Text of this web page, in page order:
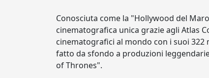
Conosciuta come la "Hollywood del
cinematografica unica grazie agli Atlas
cinematografici al mondo con i suoi
fatto da sfondo a produzioni
of Thrones".